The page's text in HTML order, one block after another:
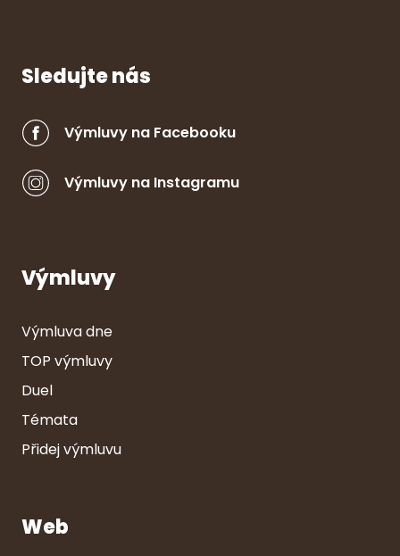
Sledujte nás
Výmluvy na Facebooku
Výmluvy na Instagramu
Výmluvy
Výmluva dne
TOP výmluvy
Duel
Témata
Přidej výmluvu
Web